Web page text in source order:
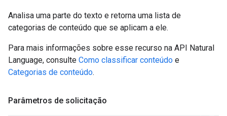
Analisa uma parte do texto e retorna uma lista de
categorias de conteúdo que se aplicam a ele.
Para mais informações sobre esse recurso na API Natural
Language, consulte Como classificar conteúdo e
Categorias de conteúdo.
Parâmetros de solicitação